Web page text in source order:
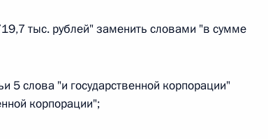
№ 264-ФЗ
тыс. рублей" заменить словами "в сумме
5 слова "и государственной корпорации"
корпорации";